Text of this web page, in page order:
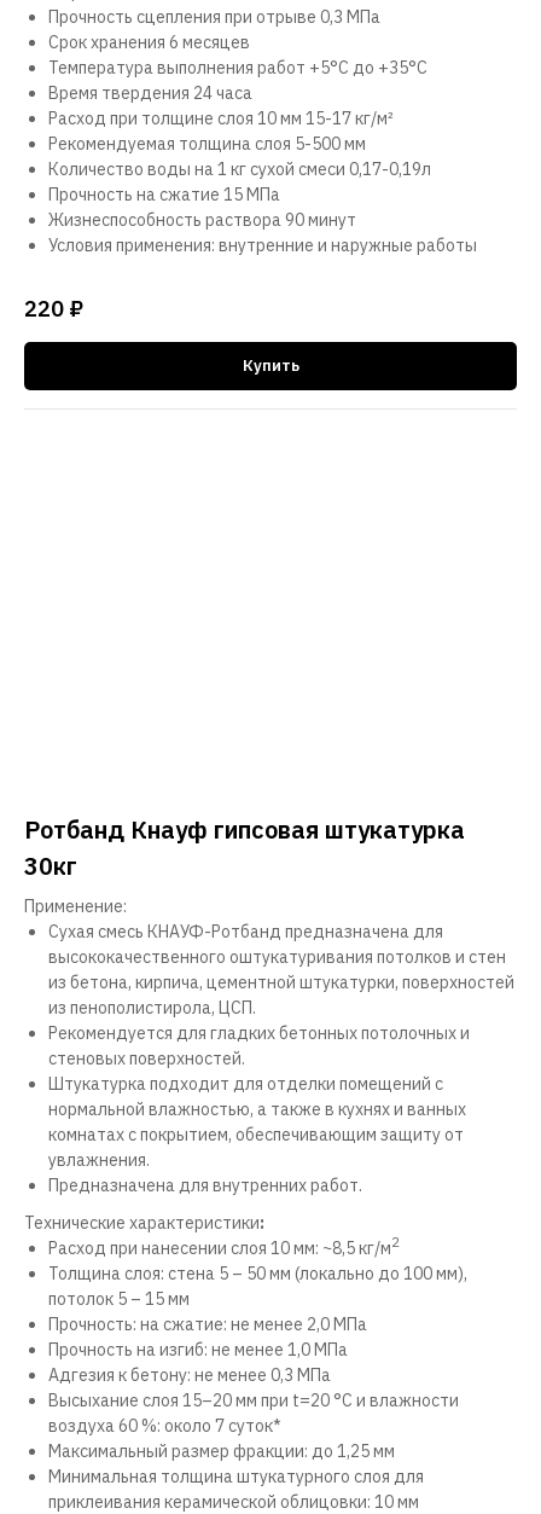
Прочность сцепления при отрыве 0,3 МПа
Срок хранения 6 месяцев
Температура выполнения работ +5°С до +35°С
Время твердения 24 часа
Расход при толщине слоя 10 мм 15-17 кг/м²
Рекомендуемая толщина слоя 5-500 мм
Количество воды на 1 кг сухой смеси 0,17-0,19л
Прочность на сжатие 15 МПа
Жизнеспособность раствора 90 минут
Условия применения: внутренние и наружные работы
220 ₽
Купить
Ротбанд Кнауф гипсовая штукатурка
30кг
Применение:
Сухая смесь КНАУФ-Ротбанд предназначена для
высококачественного оштукатуривания потолков и стен
из бетона, кирпича, цементной штукатурки, поверхностей
из пенополистирола, ЦСП.
Рекомендуется для гладких бетонных потолочных и
стеновых поверхностей.
Штукатурка подходит для отделки помещений с
нормальной влажностью, а также в кухнях и ванных
комнатах с покрытием, обеспечивающим защиту от
увлажнения.
Предназначена для внутренних работ.
Технические характеристики:
Расход при нанесении слоя 10 мм: ~8,5 кг/м2
Толщина слоя: стена 5 – 50 мм (локально до 100 мм),
потолок 5 – 15 мм
Прочность: на сжатие: не менее 2,0 МПа
Прочность на изгиб: не менее 1,0 МПа
Адгезия к бетону: не менее 0,3 МПа
Высыхание слоя 15–20 мм при t=20 °С и влажности
воздуха 60 %: около 7 суток*
Максимальный размер фракции: до 1,25 мм
Минимальная толщина штукатурного слоя для
приклеивания керамической облицовки: 10 мм